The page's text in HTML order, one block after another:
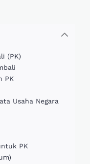
(PK)
PK
Usaha Negara
PK